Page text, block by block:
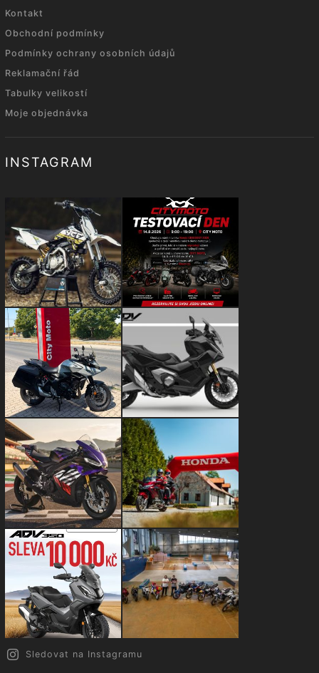
Kontakt
Obchodní podmínky
Podmínky ochrany osobních údajů
Reklamační řád
Tabulky velikostí
Moje objednávka
INSTAGRAM
Sledovat na Instagramu